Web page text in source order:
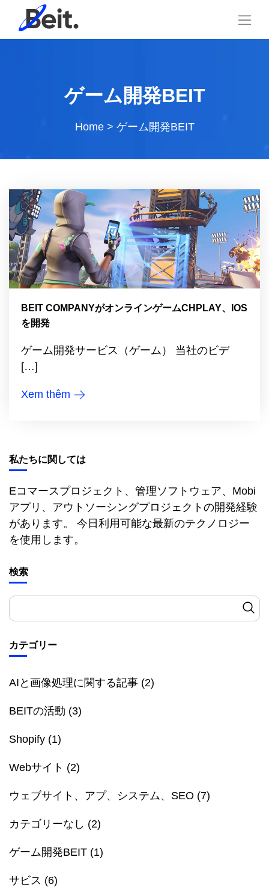
Home> ゲーム開発BEIT
ゲーム開発BEIT
BEIT COMPANYがオンラインゲームCHPLAY、IOS
を開発
ゲーム開発サービス（ゲーム） 当社のビデ
[…]
Xem thêm
私たちに関しては
Eコマースプロジェクト、管理ソフトウェア、Mobi
アプリ、アウトソーシングプロジェクトの開発経験
があります。 今日利用可能な最新のテクノロジー
を使用します。
検索
カテゴリー
AIと画像処理に関する記事 (2)
BEITの活動 (3)
Shopify (1)
Webサイト (2)
ウェブサイト、アプ、システム、SEO (7)
カテゴリーなし (2)
ゲーム開発BEIT (1)
サビス (6)